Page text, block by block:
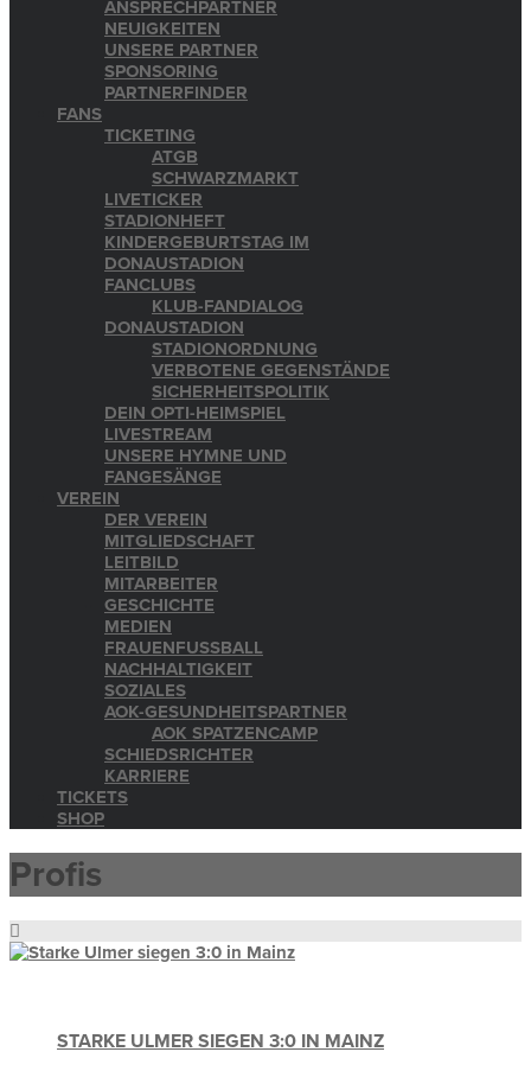
ANSPRECHPARTNER
NEUIGKEITEN
UNSERE PARTNER
SPONSORING
PARTNERFINDER
FANS
TICKETING
ATGB
SCHWARZMARKT
LIVETICKER
STADIONHEFT
KINDERGEBURTSTAG IM
DONAUSTADION
FANCLUBS
KLUB-FANDIALOG
DONAUSTADION
STADIONORDNUNG
VERBOTENE GEGENSTÄNDE
SICHERHEITSPOLITIK
DEIN OPTI-HEIMSPIEL
LIVESTREAM
UNSERE HYMNE UND
FANGESÄNGE
VEREIN
DER VEREIN
MITGLIEDSCHAFT
LEITBILD
MITARBEITER
GESCHICHTE
MEDIEN
FRAUENFUSSBALL
NACHHALTIGKEIT
SOZIALES
AOK-GESUNDHEITSPARTNER
AOK SPATZENCAMP
SCHIEDSRICHTER
KARRIERE
TICKETS
SHOP
Profis
STARKE ULMER SIEGEN 3:0 IN MAINZ